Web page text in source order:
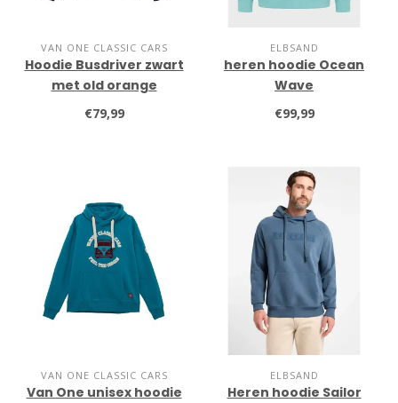
VAN ONE CLASSIC CARS
Hoodie Busdriver zwart
met old orange
€79,99
ELBSAND
heren hoodie Ocean
Wave
€99,99
VAN ONE CLASSIC CARS
Van One unisex hoodie
ELBSAND
Heren hoodie Sailor